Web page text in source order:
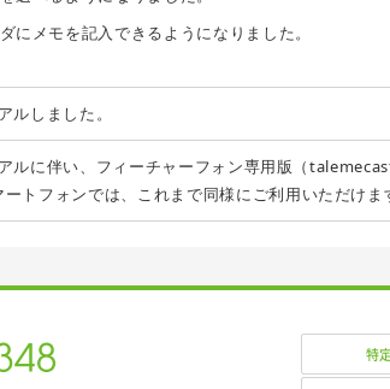
にメモを記入できるようになりました。
しました。
ルに伴い、フィーチャーフォン専用版（
トフォンでは、これまで同様にご利用いただけま
特